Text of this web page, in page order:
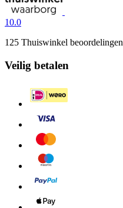
10.0
125 Thuiswinkel beoordelingen
Veilig betalen